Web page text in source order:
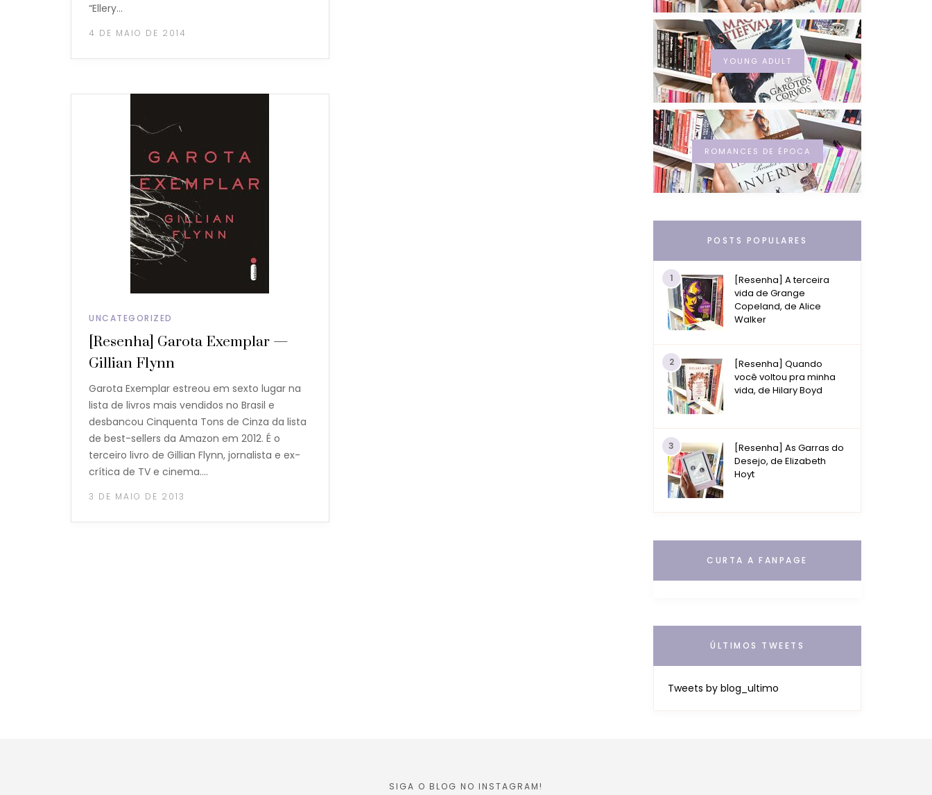
“Ellery…
4 DE MAIO DE 2014
UNCATEGORIZED
[Resenha] Garota Exemplar —
Gillian Flynn
Garota Exemplar estreou em sexto lugar na
lista de livros mais vendidos no Brasil e
desbancou Cinquenta Tons de Cinza da lista
de best-sellers da Amazon em 2012. É o
terceiro livro de Gillian Flynn, jornalista e ex-
crítica de TV e cinema.…
3 DE MAIO DE 2013
YOUNG ADULT
ROMANCES DE ÉPOCA
POSTS POPULARES
1
[Resenha] A terceira
vida de Grange
Copeland, de Alice
Walker
2
[Resenha] Quando
você voltou pra minha
vida, de Hilary Boyd
3
[Resenha] As Garras do
Desejo, de Elizabeth
Hoyt
CURTA A FANPAGE
ÚLTIMOS TWEETS
Tweets by blog_ultimo
SIGA O BLOG NO INSTAGRAM!